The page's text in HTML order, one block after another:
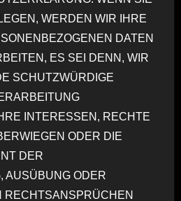
WERDEN WIR IHRE
DATEN
ES SEI DENN, WIR
SCHUTZWÜRDIGE
INTERESSEN, RECHTE
ODER DIE
DER
AUSÜBUNG ODER
RECHTSANSPRÜCHEN